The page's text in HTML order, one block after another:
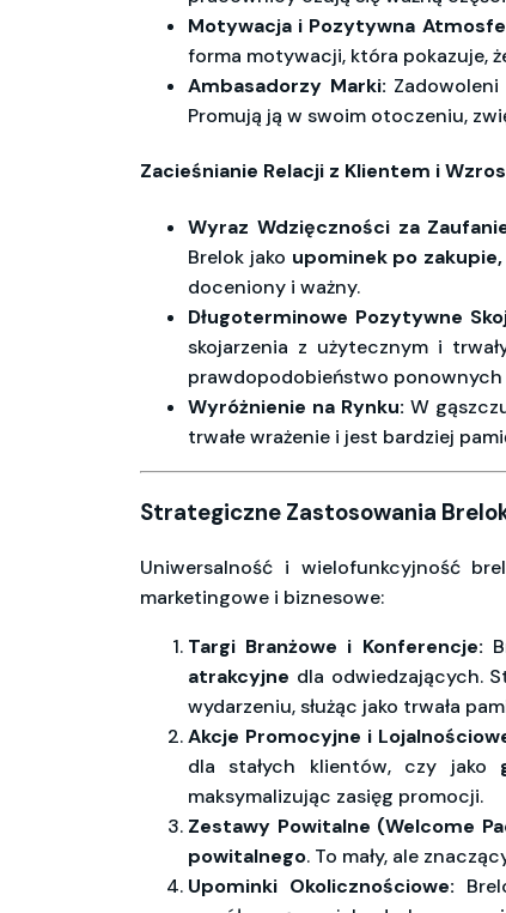
Motywacja i Pozytywna
forma motywacji, która pokazuje,
Ambasadorzy Marki:
Promują ją w swoim otoczeniu,
Zacieśnianie Relacji z Klientem i
Wyraz Wdzięczności za
Brelok jako upominek po
doceniony i ważny.
Długoterminowe Pozytywne
skojarzenia z użytecznym i
prawdopodobieństwo ponownych
Wyróżnienie na Rynku: W
trwałe wrażenie i jest bardziej
Strategiczne Zastosowania
Uniwersalność i wielofunkcyjność
marketingowe i biznesowe:
Targi Branżowe i Konferencje:
atrakcyjne dla odwiedzających.
wydarzeniu, służąc jako trwała
Akcje Promocyjne i
dla stałych klientów, czy jako
maksymalizując zasięg promocji.
Zestawy Powitalne (Welcome
powitalnego. To mały, ale
Upominki Okolicznościowe: